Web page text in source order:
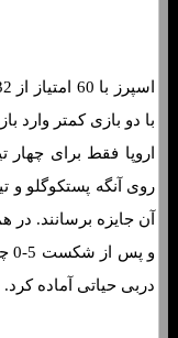
با دو بازی کمتر وارد
اروپا فقط برای
روی آنگه پستکوگلو و
آن جایزه برسانند.
و
دربی حیاتی آماده کرد.